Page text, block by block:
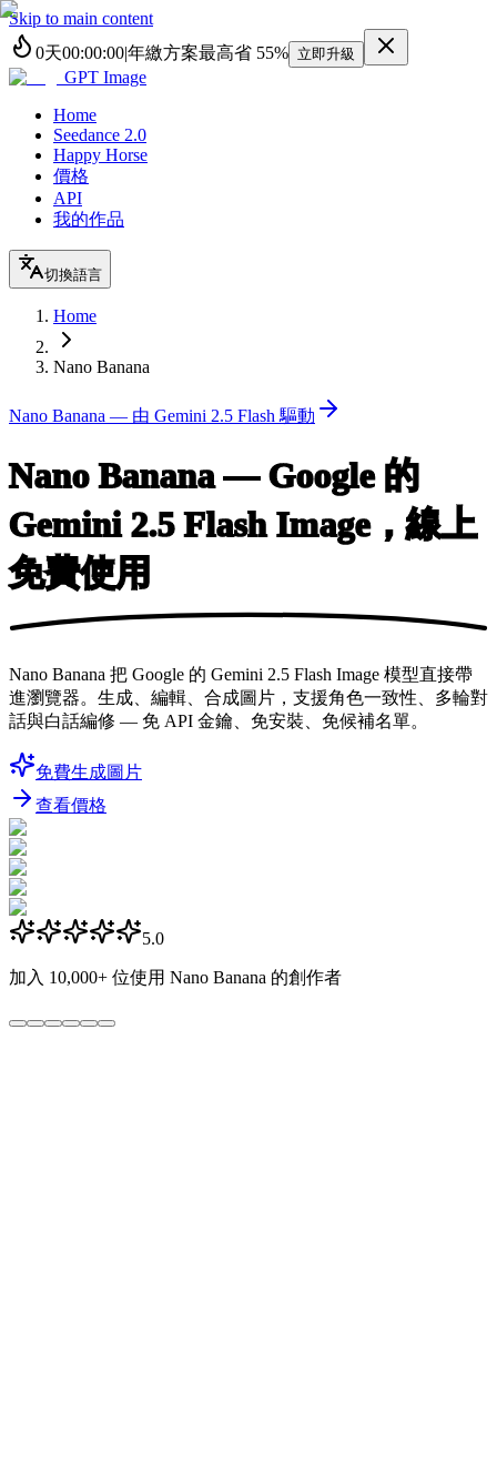
Skip to main content
0天00:00:00|年繳方案最高省 55% 立即升級
GPT Image
Home
Seedance 2.0
Happy Horse
價格
API
我的作品
切換語言
Home
Nano Banana
Nano Banana — 由 Gemini 2.5 Flash 驅動
Nano Banana — Google 的
Gemini 2.5 Flash Image，線上
免費使用
Nano Banana 把 Google 的 Gemini 2.5 Flash Image 模型直接帶
進瀏覽器。生成、編輯、合成圖片，支援角色一致性、多輪對
話與白話編修 — 免 API 金鑰、免安裝、免候補名單。
免費生成圖片
查看價格
5.0
加入 10,000+ 位使用 Nano Banana 的創作者